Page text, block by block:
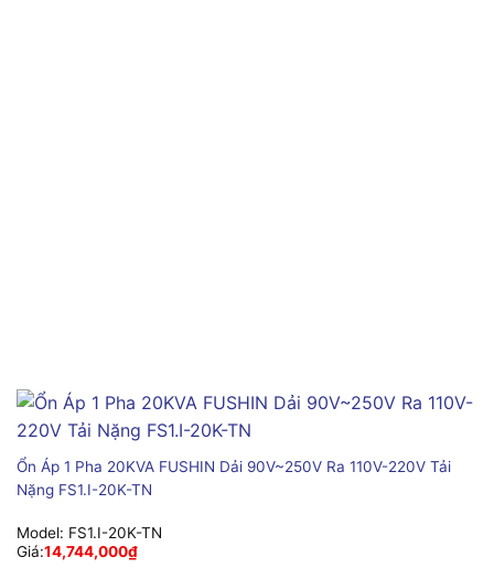
Ổn Áp 1 Pha 20KVA FUSHIN Dải 90V~250V Ra 110V-220V Tải
Nặng FS1.I-20K-TN
Model: FS1.I-20K-TN
Giá:14,744,000₫